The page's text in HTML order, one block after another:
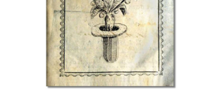
Minha conta
Política de privacidade
Termos e Condições
Mapa do site